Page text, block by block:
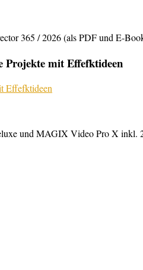
365 / 2026 (als PDF und E-
Projekte mit Effefktideen
und MAGIX Video Pro X inkl.